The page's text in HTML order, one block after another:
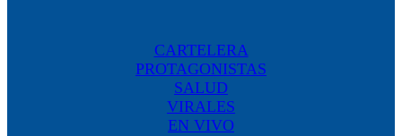
CARTELERA
PROTAGONISTAS
SALUD
VIRALES
EN VIVO